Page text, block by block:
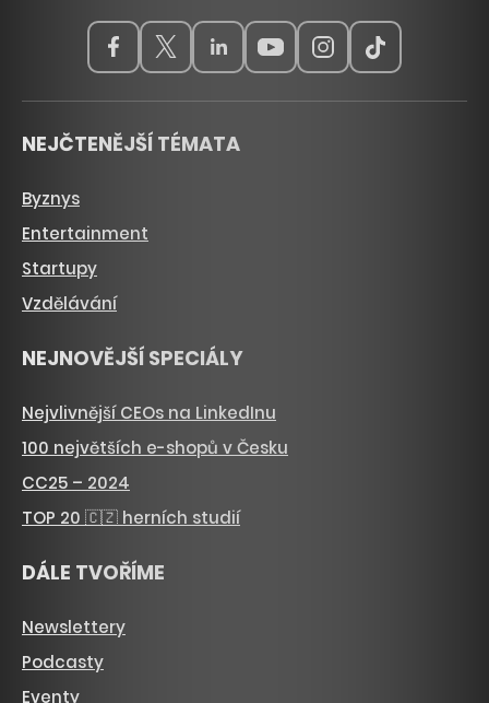
NEJČTENĚJŠÍ TÉMATA
Byznys
Entertainment
Startupy
Vzdělávání
NEJNOVĚJŠÍ SPECIÁLY
Nejvlivnější CEOs na LinkedInu
100 největších e-shopů v Česku
CC25 – 2024
TOP 20 🇨🇿 herních studií
DÁLE TVOŘÍME
Newslettery
Podcasty
Eventy